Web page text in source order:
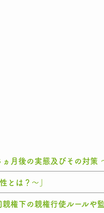
月後の実態及びその対策
とは？～」
権下の親権行使ルールや